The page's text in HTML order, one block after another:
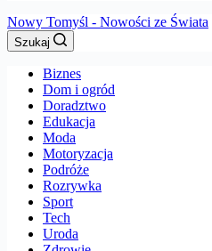
Nowy Tomyśl - Nowości ze Świata
Szukaj
Biznes
Dom i ogród
Doradztwo
Edukacja
Moda
Motoryzacja
Podróże
Rozrywka
Sport
Tech
Uroda